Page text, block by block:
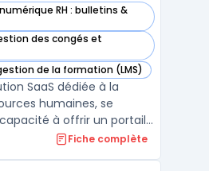
RH : bulletins &
cette catégorie
des congés et
cette catégorie
de la formation (LMS)
cette catégorie
SaaS dédiée à la
humaines, se
à offrir un portail
ses 12 modules, il
Fiche complète